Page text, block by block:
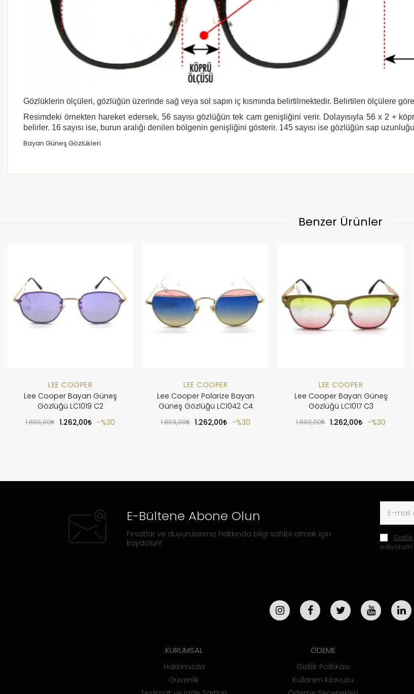
Gözlüklerin ölçüleri, gözlüğün üzerinde sağ veya sol sapın iç kısmında belirtilmektedir. Belirtilen ölçülere
Resimdeki örnekten hareket edersek, 56 sayısı gözlüğün tek cam genişliğini verir. Dolayısıyla 56 x 2 +
belirler. 16 sayısı ise, burun aralığı denilen bölgenin genişliğini gösterir. 145 sayısı ise gözlüğün sap
Bayan Güneş Gözlükleri
Benzer Ürünler
LEE COOPER
Lee Cooper Bayan Güneş
Gözlüğü LC1019 C2
1.803,00 1.262,00 %30
LEE COOPER
Lee Cooper Polarize Bayan
Güneş Gözlüğü LC1042 C4
1.803,00 1.262,00 %30
LEE COOPER
Lee Cooper Bayan Güneş
Gözlüğü LC1017 C3
1.803,00 1.262,00 %30
E-Bültene Abone Olun
Fırsatlar ve duyurularımız hakkında bilgi sahibi olmak için
kaydolun!
Gizlilik
ediyorum.
KURUMSAL
Hakkımızda
Güvenlik
ÖDEME
Gizlilik Politikası
Kullanım Kılavuzu